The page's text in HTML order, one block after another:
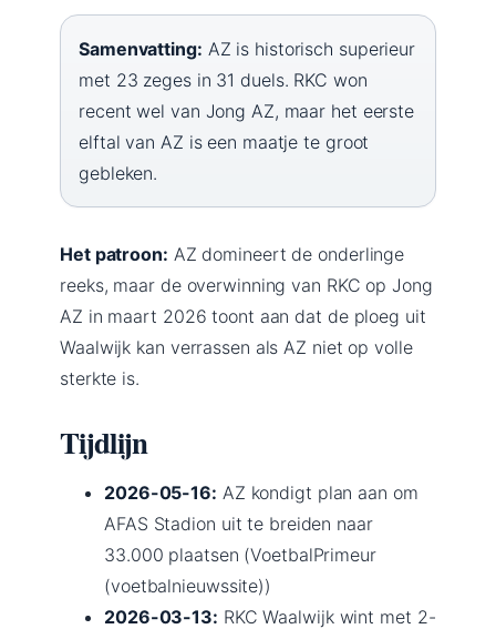
Samenvatting: AZ is historisch superieur
met 23 zeges in 31 duels. RKC won
recent wel van Jong AZ, maar het eerste
elftal van AZ is een maatje te groot
gebleken.
Het patroon: AZ domineert de onderlinge
reeks, maar de overwinning van RKC op Jong
AZ in maart 2026 toont aan dat de ploeg uit
Waalwijk kan verrassen als AZ niet op volle
sterkte is.
Tijdlijn
2026-05-16: AZ kondigt plan aan om
AFAS Stadion uit te breiden naar
33.000 plaatsen (VoetbalPrimeur
(voetbalnieuwssite))
2026-03-13: RKC Waalwijk wint met 2-